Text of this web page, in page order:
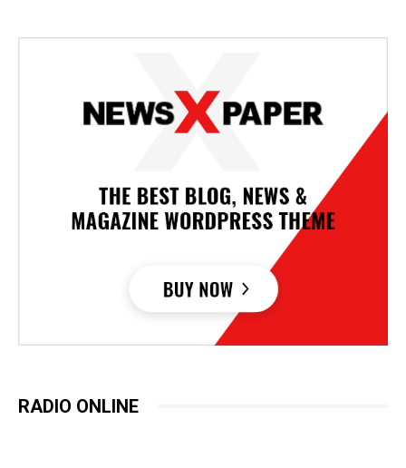
RADIO ONLINE